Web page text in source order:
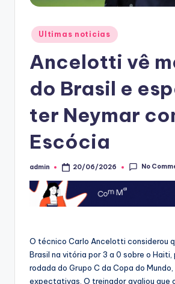
Posted
in
Ultimas noticias
Ancelotti vê
do Brasil e
ter Neymar
Escócia
Posted
admin 20/06/2026 No
O técnico Carlo Ancelotti considerou
Brasil na vitória por 3 a 0 sobre o Haiti,
rodada do Grupo C da Copa do
expectativas. O treinador avaliou que